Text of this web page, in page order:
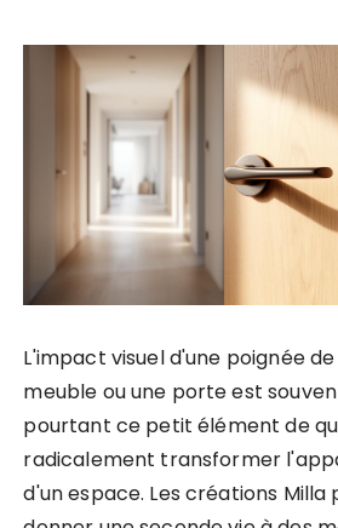
L'impact visuel d'une poignée
meuble ou une porte est
pourtant ce petit élément de
radicalement transformer
d'un espace. Les créations